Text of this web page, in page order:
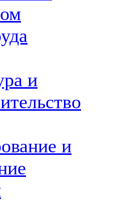
и
и